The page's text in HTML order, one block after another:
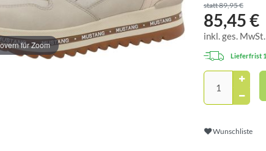
für Zoom
statt 89,95 €
85,45 €
inkl. ges.
Lieferfrist
Wunschliste